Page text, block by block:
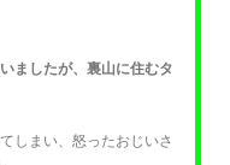
ましたが、裏山に住むタ
しまい、怒ったおじいさ